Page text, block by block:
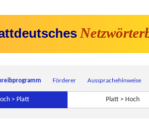
Förderer Aussprachehinweise
> Platt Platt > Hoch